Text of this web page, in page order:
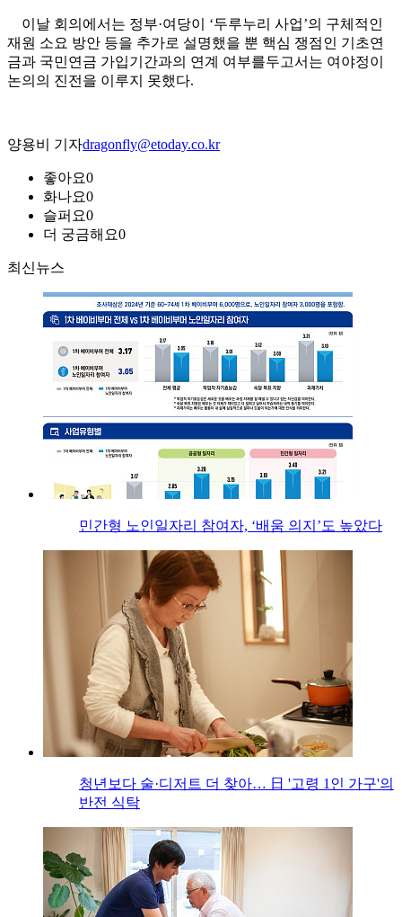
이날 회의에서는 정부·여당이 ‘두루누리 사업’의 구체적인
재원 소요 방안 등을 추가로 설명했을 뿐 핵심 쟁점인 기초연
금과 국민연금 가입기간과의 연계 여부를두고서는 여야정이
논의의 진전을 이루지 못했다.
양용비 기자dragonfly@etoday.co.kr
좋아요0
화나요0
슬퍼요0
더 궁금해요0
최신뉴스
민간형 노인일자리 참여자, ‘배움 의지’도 높았다
청년보다 술·디저트 더 찾아… 日 '고령 1인 가구'의
반전 식탁